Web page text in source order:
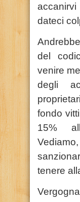
dateci
del
venire
degli
fondo
15%
tenere